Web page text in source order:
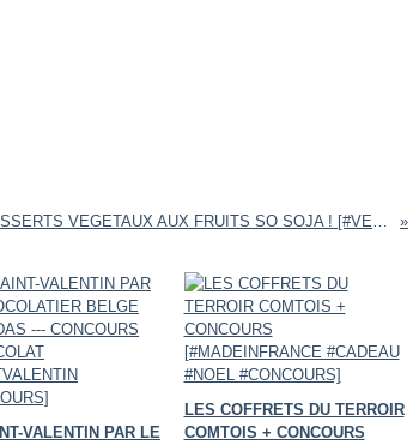
SOJADE : DESSERTS VEGETAUX AUX FRUITS SO SOJA ! [#VEGETAL #BIO #MOINSDESUCRE #FABRIQUEENFRANCE #MADEINFRANCE #BRETAGNE #SOJA]
VALENTIN PAR LE
LES COFFRETS DU TERROIR
COMTOIS + CONCOURS